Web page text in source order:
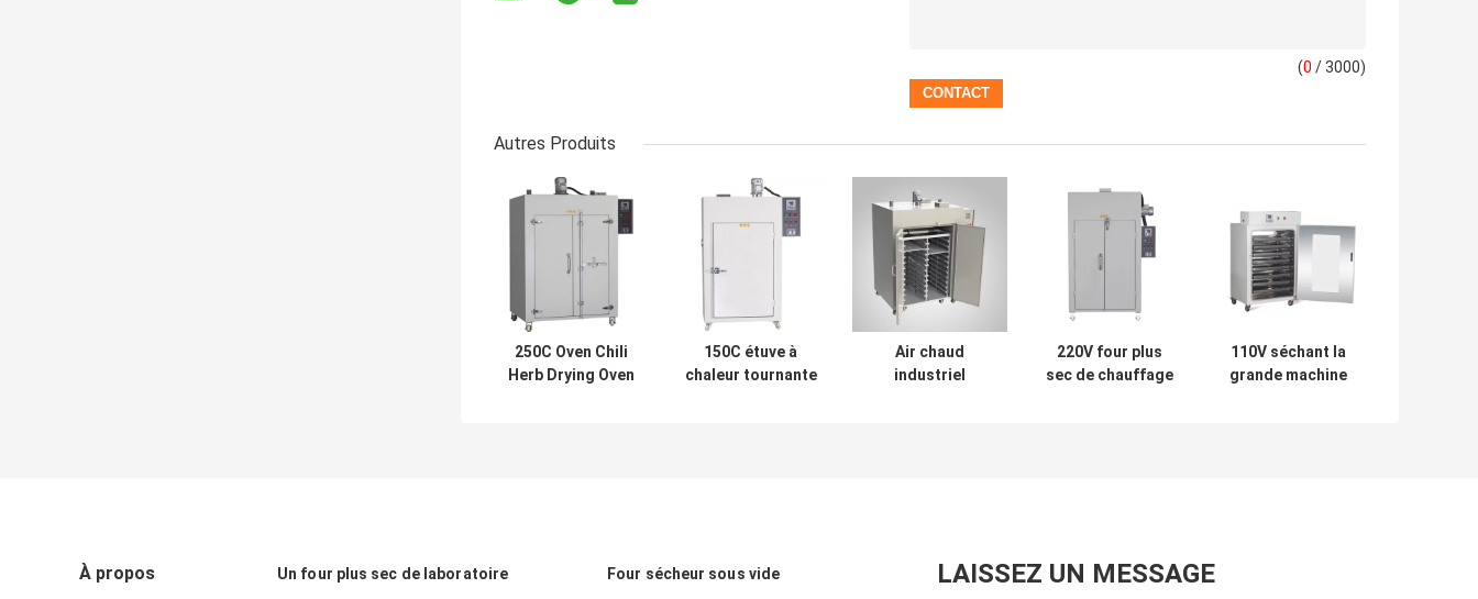
(0 / 3000)
Autres Produits
250C Oven Chili
Herb Drying Oven
150C étuve à
chaleur tournante
Air chaud
industriel
220V four plus
sec de chauffage
110V séchant la
grande machine
À propos Un four plus sec de laboratoire Four sécheur sous vide LAISSEZ UN MESSAGE